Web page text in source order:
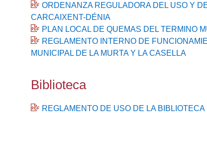
ORDENANZA REGULADORA DEL USO Y
CARCAIXENT-DÉNIA
PLAN LOCAL DE QUEMAS DEL TERMINO
REGLAMENTO INTERNO DE
MUNICIPAL DE LA MURTA Y LA CASELLA
Biblioteca
REGLAMENTO DE USO DE LA